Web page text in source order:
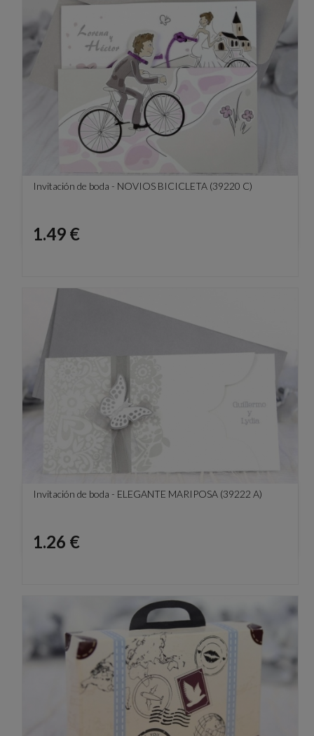
Invitación de boda - NOVIOS BICICLETA (39220 C)
Precio
1.49 €
Invitación de boda - ELEGANTE MARIPOSA (39222 A)
Precio
1.26 €